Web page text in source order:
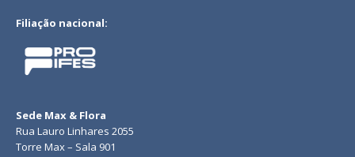
Filiação nacional:
Sede Max & Flora
Rua Lauro Linhares 2055
Torre Max – Sala 901